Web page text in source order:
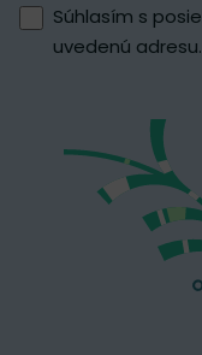
Súhlasím s
uvedenú adresu.